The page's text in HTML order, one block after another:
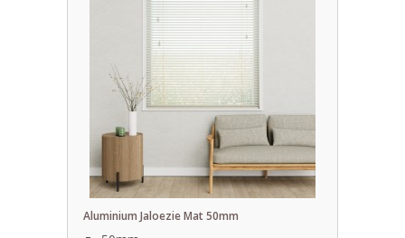
Aluminium Jaloezie Mat 50mm